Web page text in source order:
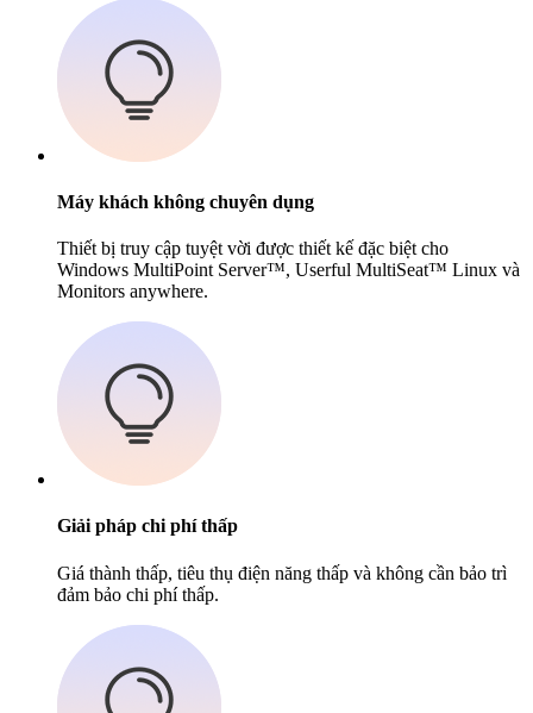
Máy khách không chuyên dụng
Thiết bị truy cập tuyệt vời được thiết kế đặc biệt cho
Windows MultiPoint Server™, Userful MultiSeat™ Linux và
Monitors anywhere.
Giải pháp chi phí thấp
Giá thành thấp, tiêu thụ điện năng thấp và không cần bảo trì
đảm bảo chi phí thấp.